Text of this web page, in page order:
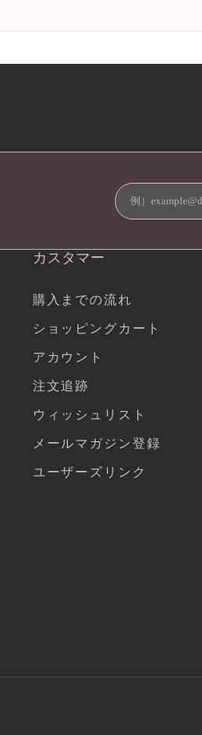
カスタマー
購入までの流れ
ショッピングカート
アカウント
注文追跡
ウィッシュリスト
メールマガジン登録
ユーザーズリンク